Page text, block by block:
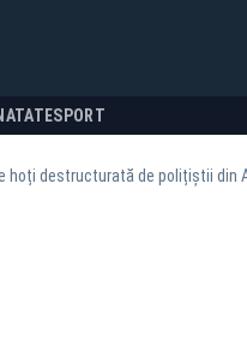
SPORT
hoți destructurată de polițiștii din